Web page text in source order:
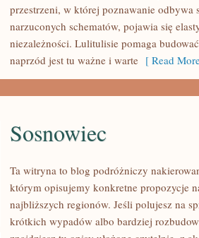
przestrzeni, w której poznawanie
narzuconych schematów, pojawia się
niezależności. Lulitulisie pomaga
naprzód jest tu ważne i warte [ Read
Sosnowiec
Ta witryna to blog podróżniczy
którym opisujemy konkretne propozycje
najbliższych regionów. Jeśli polujesz na
krótkich wypadów albo bardziej